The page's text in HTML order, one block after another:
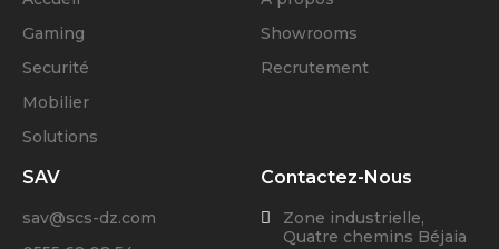
Gaming
Securité
Mobilier
Solutions
Showrooms
Recrutement
SAV
sav@scs-dz.com
Contactez-Nous
Zone industrielle,
Quatre chemins Béjaia